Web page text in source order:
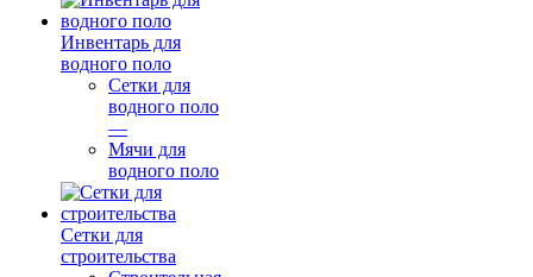
Инвентарь для
водного поло
Сетки для
водного поло
—
Мячи для
водного поло
Сетки для
строительства